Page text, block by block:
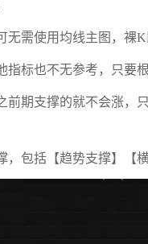
无需使用均线主图，裸
指标也不无参考，只要
前期支撑的就不会涨，
，包括【趋势支撑】【